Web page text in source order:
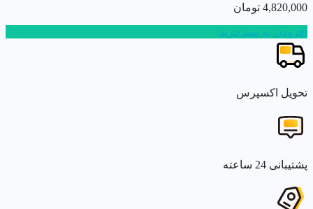
4,820,000 تومان
افزودن به سبدخرید
تحویل اکسپرس
پشتیبانی 24 ساعته